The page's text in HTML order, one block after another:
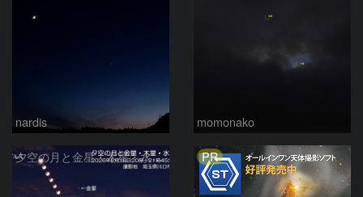
nardis momonako
夕空の月と金星・木星・水星の接近 2026/6/18 PR